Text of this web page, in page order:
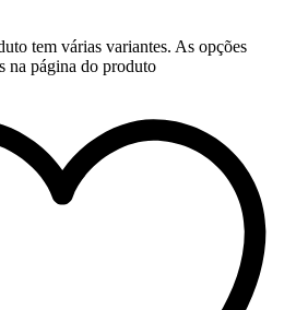
tem várias variantes. As opções
na página do produto